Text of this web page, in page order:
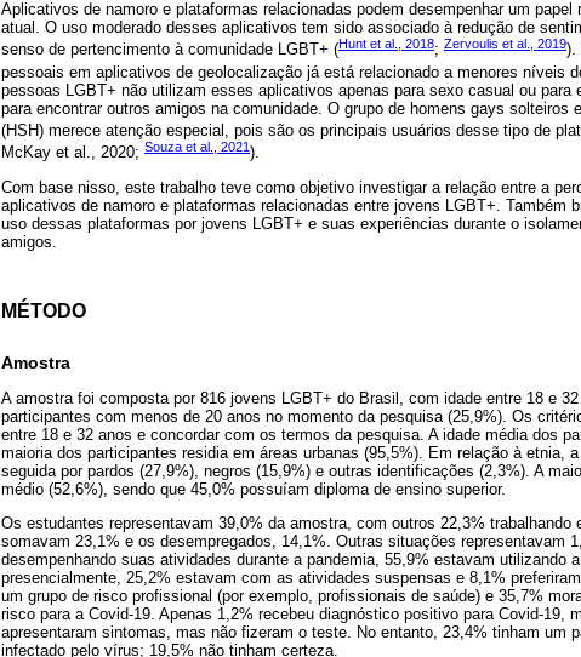
Aplicativos de namoro e plataformas relacionadas podem desempenhar um
atual. O uso moderado desses aplicativos tem sido associado à redução de
senso de pertencimento à comunidade LGBT+ (Hunt et al., 2018; Zervoulis et al., 2019).
pessoais em aplicativos de geolocalização já está relacionado a menores níveis
pessoas LGBT+ não utilizam esses aplicativos apenas para sexo casual ou para
para encontrar outros amigos na comunidade. O grupo de homens gays
(HSH) merece atenção especial, pois são os principais usuários desse tipo de
McKay et al., 2020; Souza et al., 2021).
Com base nisso, este trabalho teve como objetivo investigar a relação entre a
aplicativos de namoro e plataformas relacionadas entre jovens LGBT+. Também
uso dessas plataformas por jovens LGBT+ e suas experiências durante o
amigos.
MÉTODO
Amostra
A amostra foi composta por 816 jovens LGBT+ do Brasil, com idade entre 18 e
participantes com menos de 20 anos no momento da pesquisa (25,9%). Os
entre 18 e 32 anos e concordar com os termos da pesquisa. A idade média dos
maioria dos participantes residia em áreas urbanas (95,5%). Em relação à etnia,
seguida por pardos (27,9%), negros (15,9%) e outras identificações (2,3%). A
médio (52,6%), sendo que 45,0% possuíam diploma de ensino superior.
Os estudantes representavam 39,0% da amostra, com outros 22,3% trabalhando
somavam 23,1% e os desempregados, 14,1%. Outras situações representavam
desempenhando suas atividades durante a pandemia, 55,9% estavam utilizando
presencialmente, 25,2% estavam com as atividades suspensas e 8,1%
um grupo de risco profissional (por exemplo, profissionais de saúde) e 35,7%
risco para a Covid-19. Apenas 1,2% recebeu diagnóstico positivo para Covid-19,
apresentaram sintomas, mas não fizeram o teste. No entanto, 23,4% tinham um
infectado pelo vírus; 19,5% não tinham certeza.